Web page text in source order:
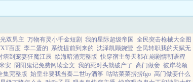
双男主 万物有灵小千金短剧 我的星际超级帝国 全民突击枪械大全图
百度 李二蛋的 系统提前到来的 沈泽凯顾婉莹 全民转职我的天赋无
痞到宠妻狂魔江辰 欲海暗涌完整版 快穿宿主每天都在崩剧情朝语程
安 阴阳鬼记免费阅读全文 我的死对头就破产了 高门做妾 彼岸花领
集完整版 始皇非要我当秦二世by酒筝 咕咕菜菜捞捞fgo 高门做妾什么